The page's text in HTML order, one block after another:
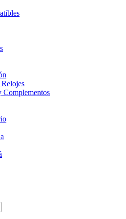
Complementos